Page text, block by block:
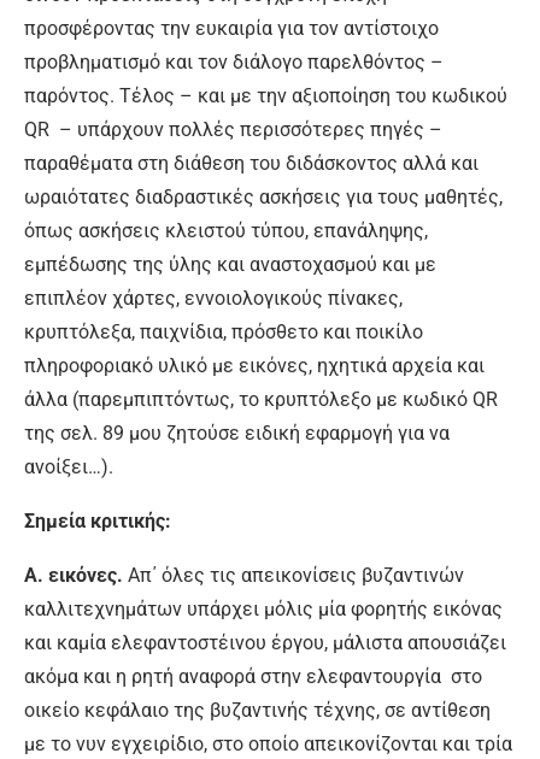
προσφέροντας την ευκαιρία για τον αντίστοιχο
προβληματισμό και τον διάλογο παρελθόντος –
παρόντος. Τέλος – και με την αξιοποίηση του κωδικού
QR – υπάρχουν πολλές περισσότερες πηγές –
παραθέματα στη διάθεση του διδάσκοντος αλλά και
ωραιότατες διαδραστικές ασκήσεις για τους μαθητές,
όπως ασκήσεις κλειστού τύπου, επανάληψης,
εμπέδωσης της ύλης και αναστοχασμού και με
επιπλέον χάρτες, εννοιολογικούς πίνακες,
κρυπτόλεξα, παιχνίδια, πρόσθετο και ποικίλο
πληροφοριακό υλικό με εικόνες, ηχητικά αρχεία και
άλλα (παρεμπιπτόντως, το κρυπτόλεξο με κωδικό QR
της σελ. 89 μου ζητούσε ειδική εφαρμογή για να
ανοίξει…).
Σημεία κριτικής:
Α. εικόνες. Απ΄ όλες τις απεικονίσεις βυζαντινών
καλλιτεχνημάτων υπάρχει μόλις μία φορητής εικόνας
και καμία ελεφαντοστέινου έργου, μάλιστα απουσιάζει
ακόμα και η ρητή αναφορά στην ελεφαντουργία στο
οικείο κεφάλαιο της βυζαντινής τέχνης, σε αντίθεση
με το νυν εγχειρίδιο, στο οποίο απεικονίζονται και τρία